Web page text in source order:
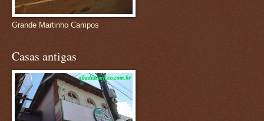
Grande Martinho Campos
Casas antigas